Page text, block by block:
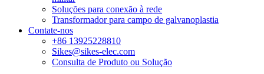
Soluções para conexão à rede
Transformador para campo de galvanoplastia
Contate-nos
+86 13925228810
Sikes@sikes-elec.com
Consulta de Produto ou Solução